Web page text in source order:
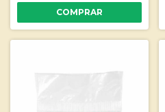
COMPRAR